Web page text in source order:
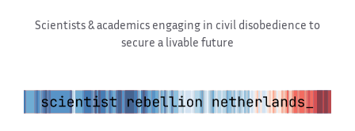
Scientists & academics engaging in civil disobedience to
secure a livable future